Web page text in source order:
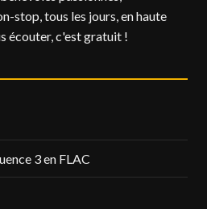
stop, tous les jours, en haute
écouter, c'est gratuit !
3 en FLAC